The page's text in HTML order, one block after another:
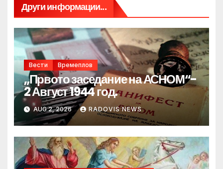
Други информации...
Вести Времеплов
„Првото заседание на АСНОМ“-
2 Август 1944 год.
AUG 2, 2026 RADOVIS NEWS